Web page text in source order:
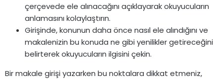
çerçevede ele alınacağını açıklayarak okuyucuların
anlamasını kolaylaştırın.
Girişinde, konunun daha önce nasıl ele alındığını ve
makalenizin bu konuda ne gibi yenilikler getireceğini
belirterek okuyucuların ilgisini çekin.
Bir makale girişi yazarken bu noktalara dikkat etmeniz,